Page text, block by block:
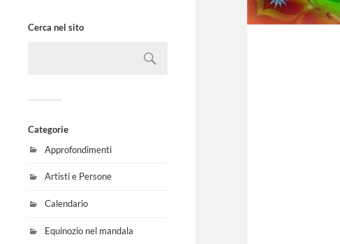
Cerca nel sito
Categorie
Approfondimenti
Artisti e Persone
Calendario
Equinozio nel mandala